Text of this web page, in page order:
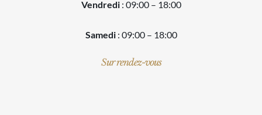
Vendredi: 09:00 – 18:00
Samedi: 09:00 – 18:00
Sur rendez-vous